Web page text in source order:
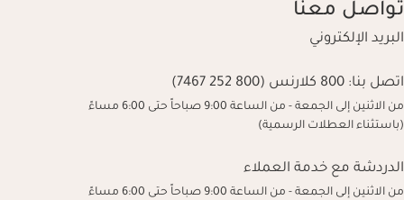
تواصل معنا
البريد الإلكتروني
اتصل بنا: 800 كلارنس (800 252 7467)
من الاثنين إلى الجمعة - من الساعة 9:00 صباحاً حتى 6:00 مساءً
(باستثناء العطلات الرسمية)
الدردشة مع خدمة العملاء
من الاثنين إلى الجمعة - من الساعة 9:00 صباحاً حتى 6:00 مساءً